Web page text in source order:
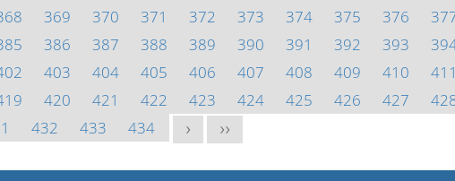
369 370 371 372 373 374 375 376
386 387 388 389 390 391 392 393
403 404 405 406 407 408 409 410
411
420 421 422 423 424 425 426 427
432 433 434 > >>